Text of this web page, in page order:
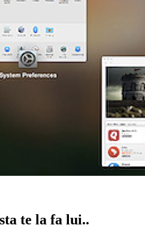
te la fa lui..